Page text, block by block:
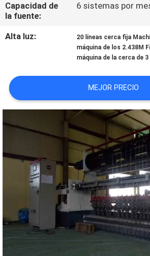
CALIDAD
CONTACTO
CON
PIDA
UNA
CITA
MAPA
DEL
SITIO
Capacidad de
la fuente:
6 sistemas por
Alta luz: 20 líneas cerca fija
máquina de los 2.438M
máquina de la cerca de
MEJOR PRECIO